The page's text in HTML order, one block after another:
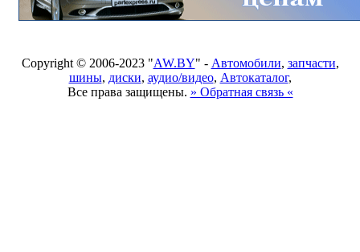
Copyright © 2006-2023 "AW.BY" - Автомобили, запчасти,
шины, диски, аудио/видео, Автокаталог,
Все права защищены. » Обратная связь «